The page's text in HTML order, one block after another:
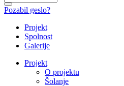
Pozabil geslo?
Projekt
Spolnost
Galerije
Projekt
O projektu
Šolanje